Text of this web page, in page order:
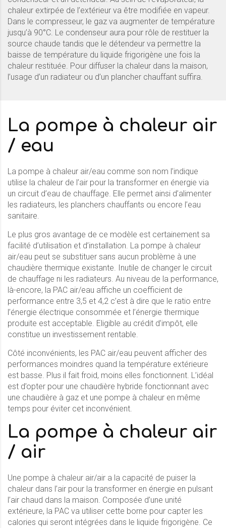
chaleur extirpée de l’extérieur va être modifiée en vapeur.
Dans le compresseur, le gaz va augmenter de température
jusqu’à 90°C. Le condenseur aura pour rôle de restituer la
source chaude tandis que le détendeur va permettre la
baisse de température du liquide frigorigène une fois la
chaleur restituée. Pour diffuser la chaleur dans la maison,
l’usage d’un radiateur ou d’un plancher chauffant suffira.
La pompe à chaleur air
/ eau
La pompe à chaleur air/eau comme son nom l’indique
utilise la chaleur de l’air pour la transformer en énergie via
un circuit d’eau de chauffage. Elle permet ainsi d’alimenter
les radiateurs, les planchers chauffants ou encore l’eau
sanitaire.
Le plus gros avantage de ce modèle est certainement sa
facilité d’utilisation et d’installation. La pompe à chaleur
air/eau peut se substituer sans aucun problème à une
chaudière thermique existante. Inutile de changer le circuit
de chauffage ni les radiateurs. Au niveau de la performance,
là-encore, la PAC air/eau affiche un coefficient de
performance entre 3,5 et 4,2 c’est à dire que le ratio entre
l’énergie électrique consommée et l’énergie thermique
produite est acceptable. Eligible au crédit d’impôt, elle
constitue un investissement rentable.
Côté inconvénients, les PAC air/eau peuvent afficher des
performances moindres quand la température extérieure
est basse. Plus il fait froid, moins elles fonctionnent. L’idéal
est d’opter pour une chaudière hybride fonctionnant avec
une chaudière à gaz et une pompe à chaleur en même
temps pour éviter cet inconvénient.
La pompe à chaleur air
/ air
Une pompe à chaleur air/air a la capacité de puiser la
chaleur dans l’air pour la transformer en énergie en pulsant
l’air chaud dans la maison. Composée d’une unité
extérieure, la PAC va utiliser cette borne pour capter les
calories qui seront intégrées dans le liquide frigorigène. Ce